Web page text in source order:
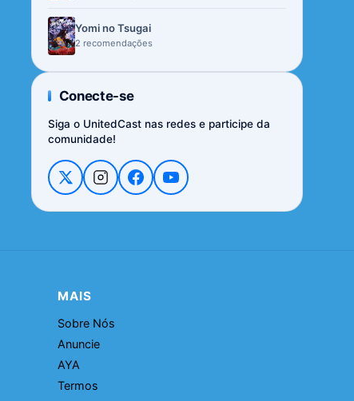
Yomi no Tsugai
2 recomendações
Conecte-se
Siga o UnitedCast nas redes e participe da
comunidade!
MAIS
Sobre Nós
Anuncie
AYA
Termos